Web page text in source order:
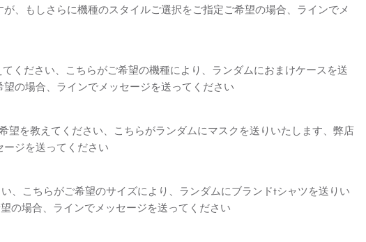
、もしさらに機種のスタイルご選択をご指定ご希望の場合、ラインでメ
ください、こちらがご希望の機種により、ランダムにおまけケースを送
の場合、ラインでメッセージを送ってください
望を教えてください、こちらがランダムにマスクを送りいたします、弊店
ジを送ってください
、こちらがご希望のサイズにより、ランダムにブランドtシャツを送りい
の場合、ラインでメッセージを送ってください